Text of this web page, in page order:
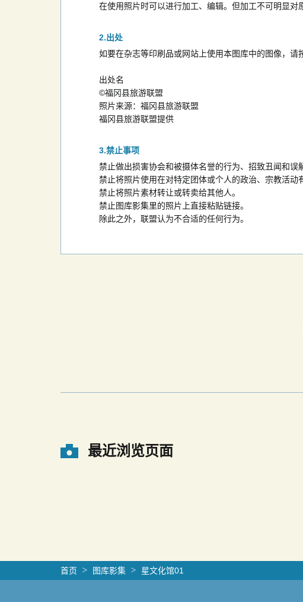
在使用照片时可以进行加工、编辑。但加工不可明显对
出处
如要在杂志等印刷品或网站上使用本图库中的图像，请
出处名
©福冈县旅游联盟
照片来源：福冈县旅游联盟
福冈县旅游联盟提供
禁止事项
禁止做出损害协会和被摄体名誉的行为、招致丑闻和
禁止将照片使用在对特定团体或个人的政治、宗教活动
禁止将照片素材转让或转卖给其他人。
禁止图库影集里的照片上直接粘贴链接。
除此之外，联盟认为不合适的任何行为。
最近浏览页面
首页 图库影集 星文化馆01